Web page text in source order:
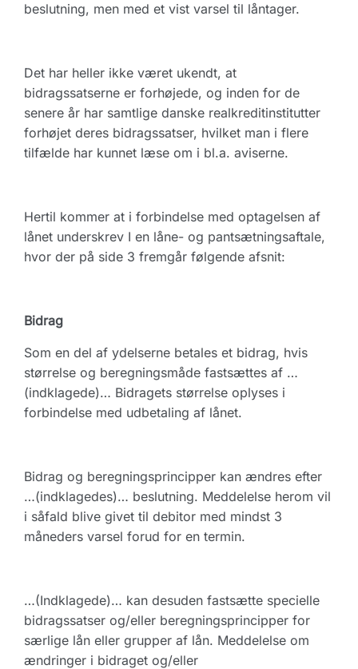
beslutning, men med et vist varsel til låntager.
Det har heller ikke været ukendt, at
bidragssatserne er forhøjede, og inden for de
senere år har samtlige danske realkreditinstitutter
forhøjet deres bidragssatser, hvilket man i flere
tilfælde har kunnet læse om i bl.a. aviserne.
Hertil kommer at i forbindelse med optagelsen af
lånet underskrev I en låne- og pantsætningsaftale,
hvor der på side 3 fremgår følgende afsnit:
Bidrag
Som en del af ydelserne betales et bidrag, hvis
størrelse og beregningsmåde fastsættes af …
(indklagede)… Bidragets størrelse oplyses i
forbindelse med udbetaling af lånet.
Bidrag og beregningsprincipper kan ændres efter
…(indklagedes)… beslutning. Meddelelse herom vil
i såfald blive givet til debitor med mindst 3
måneders varsel forud for en termin.
…(Indklagede)… kan desuden fastsætte specielle
bidragssatser og/eller beregningsprincipper for
særlige lån eller grupper af lån. Meddelelse om
ændringer i bidraget og/eller